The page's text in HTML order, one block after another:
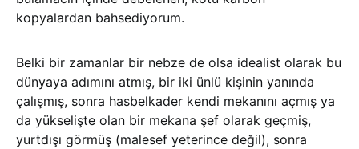
kopyalardan bahsediyorum.
Belki bir zamanlar bir nebze de olsa idealist olarak bu
dünyaya adımını atmış, bir iki ünlü kişinin yanında
çalışmış, sonra hasbelkader kendi mekanını açmış ya
da yükselişte olan bir mekana şef olarak geçmiş,
yurtdışı görmüş (malesef yeterince değil), sonra